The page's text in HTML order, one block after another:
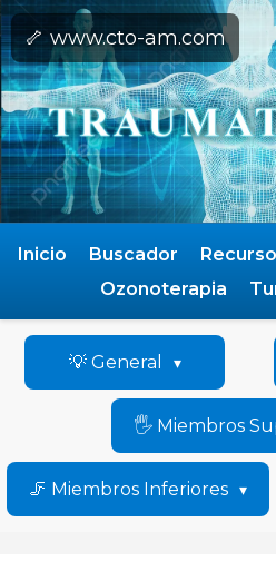
🦴 www.cto-am.com
Inicio Buscador
Ozonoterapia
💡 General
🖐️ Miembros
🦵 Miembros Inferiores